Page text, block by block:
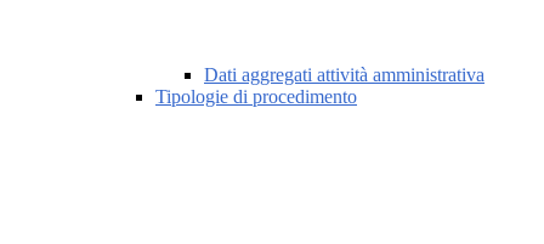
Dati aggregati attività amministrativa
Tipologie di procedimento